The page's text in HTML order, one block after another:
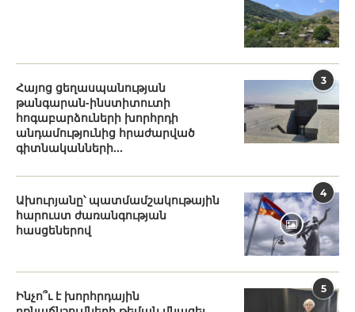
3
Հայոց ցեղասպանության
թանգարան-ինստիտուտի
հոգաբարձուների խորհրդի
անդամությունից հրաժարված
գիտնականների...
4
Ախուրյանը՝ պատմամշակութային
հարուստ ժառանգության
հասցեներով
5
Ինչո՞ւ է խորհրդային